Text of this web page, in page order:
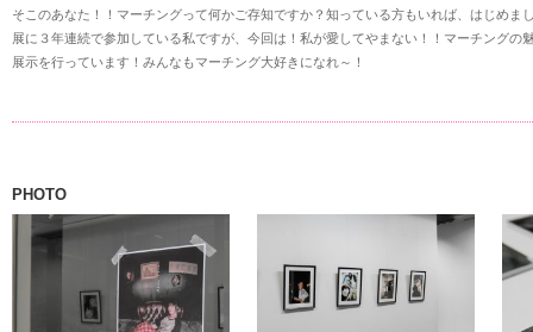
そこのあなた！！マーチングって何かご存知ですか？知っている方もいれば、はじめま
展に３年連続で参加している私ですが、今回は！私が愛してやまない！！マーチングの
展示を行っています！みんなもマーチング大好きになれ～！
PHOTO